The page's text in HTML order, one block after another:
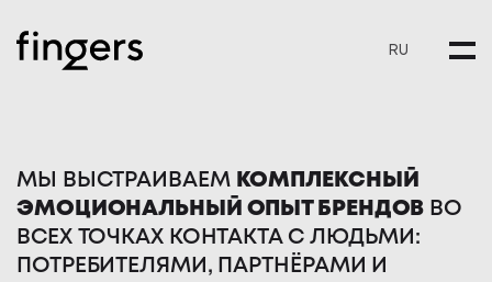
RU
МЫ ВЫСТРАИВАЕМ КОМПЛЕКСНЫЙ
ЭМОЦИОНАЛЬНЫЙ ОПЫТ БРЕНДОВ ВО
ВСЕХ ТОЧКАХ КОНТАКТА С ЛЮДЬМИ:
ПОТРЕБИТЕЛЯМИ, ПАРТНЁРАМИ И